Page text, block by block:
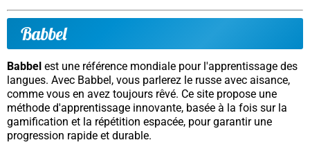
Babbel
Babbel est une référence mondiale pour l'apprentissage des
langues. Avec Babbel, vous parlerez le russe avec aisance,
comme vous en avez toujours rêvé. Ce site propose une
méthode d'apprentissage innovante, basée à la fois sur la
gamification et la répétition espacée, pour garantir une
progression rapide et durable.